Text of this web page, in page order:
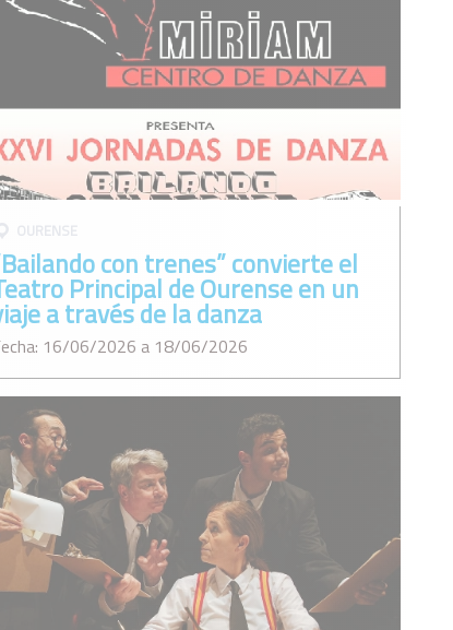
OURENSE
con trenes” convierte el
Principal de Ourense en un
a través de la danza
16/06/2026 a 18/06/2026